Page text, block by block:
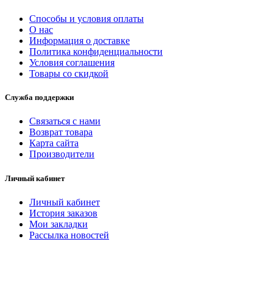
Способы и условия оплаты
О нас
Информация о доставке
Политика конфиденциальности
Условия соглашения
Товары со скидкой
Служба поддержки
Связаться с нами
Возврат товара
Карта сайта
Производители
Личный кабинет
Личный кабинет
История заказов
Мои закладки
Рассылка новостей